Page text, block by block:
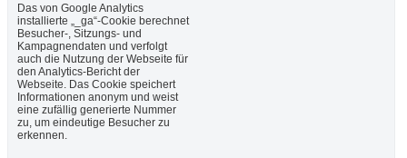
Das von Google Analytics
installierte „_ga“-Cookie berechnet
Besucher-, Sitzungs- und
Kampagnendaten und verfolgt
auch die Nutzung der Webseite für
den Analytics-Bericht der
Webseite. Das Cookie speichert
Informationen anonym und weist
eine zufällig generierte Nummer
zu, um eindeutige Besucher zu
erkennen.